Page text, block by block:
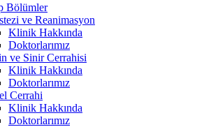
Bölümler
ve Reanimasyon
Klinik Hakkında
Doktorlarımız
ve Sinir Cerrahisi
Klinik Hakkında
Doktorlarımız
Cerrahi
Klinik Hakkında
Doktorlarımız